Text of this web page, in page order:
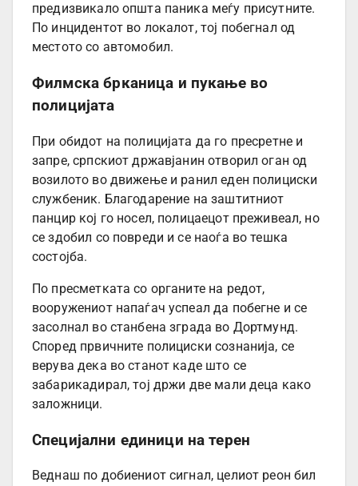
предизвикало општа паника меѓу присутните.
По инцидентот во локалот, тој побегнал од
местото со автомобил.
Филмска брканица и пукање во
полицијата
При обидот на полицијата да го пресретне и
запре, српскиот државјанин отворил оган од
возилото во движење и ранил еден полициски
службеник. Благодарение на заштитниот
панцир кој го носел, полицаецот преживеал, но
се здобил со повреди и се наоѓа во тешка
состојба.
По пресметката со органите на редот,
вооружениот напаѓач успеал да побегне и се
засолнал во станбена зграда во Дортмунд.
Според првичните полициски сознанија, се
верува дека во станот каде што се
забарикадирал, тој држи две мали деца како
заложници.
Специјални единици на терен
Веднаш по добиениот сигнал, целиот реон бил